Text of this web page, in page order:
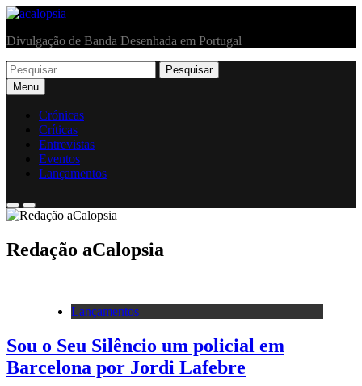
Skip
content
acalopsia
Divulgação de Banda Desenhada em Portugal
Pesquisar
por:Menu
Crónicas
Críticas
Entrevistas
Eventos
Lançamentos
Redação aCalopsia
Lançamentos
Sou o Seu Silêncio um policial em
Barcelona por Jordi Lafebre